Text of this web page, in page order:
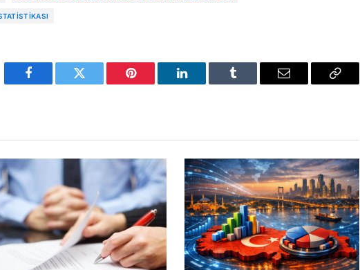
Facebook Twitter Pinterest LinkedIn Tumblr Email
Copy